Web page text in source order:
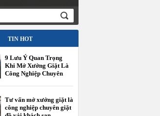
TIN HOT
9 Lưu Ý Quan Trọng
Khi Mở Xưởng Giặt Là
Công Nghiệp Chuyên
Tư vấn mở xưởng giặt là
công nghiệp chuyên giặt